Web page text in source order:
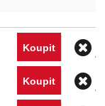
Koupit
Koupit